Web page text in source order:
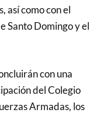
así como con el
Santo Domingo y el
con una
del Colegio
Armadas, los